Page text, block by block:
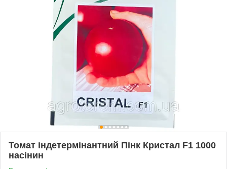
Томат індетермінантний Пінк Кристал F1 1000
насінин